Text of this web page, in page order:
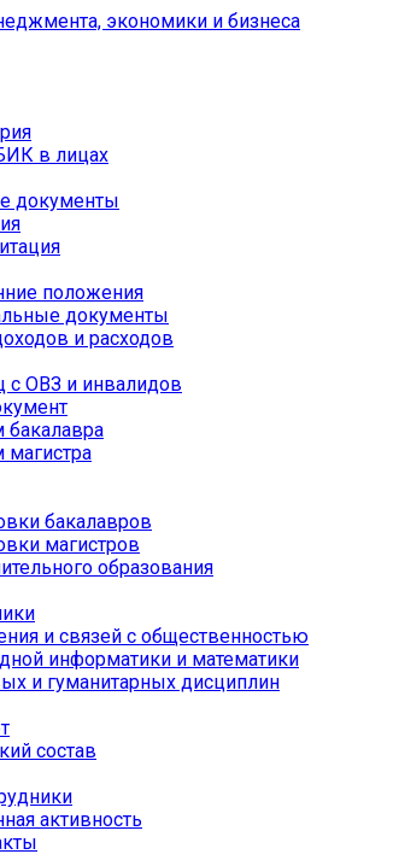
в лицах
документы
положения
документы
и расходов
с ОВЗ и инвалидов
бакалавров
магистров
образования
и связей с общественностью
информатики и математики
и гуманитарных дисциплин
состав
активность